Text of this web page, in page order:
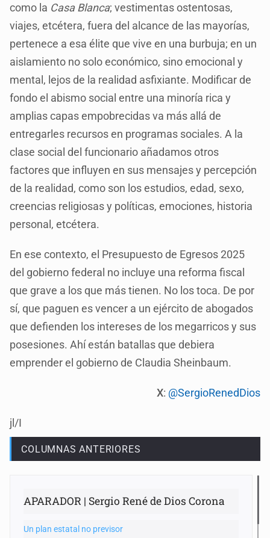
como la Casa Blanca; vestimentas ostentosas,
viajes, etcétera, fuera del alcance de las mayorías,
pertenece a esa élite que vive en una burbuja; en un
aislamiento no solo económico, sino emocional y
mental, lejos de la realidad asfixiante. Modificar de
fondo el abismo social entre una minoría rica y
amplias capas empobrecidas va más allá de
entregarles recursos en programas sociales. A la
clase social del funcionario añadamos otros
factores que influyen en sus mensajes y percepción
de la realidad, como son los estudios, edad, sexo,
creencias religiosas y políticas, emociones, historia
personal, etcétera.
En ese contexto, el Presupuesto de Egresos 2025
del gobierno federal no incluye una reforma fiscal
que grave a los que más tienen. No los toca. De por
sí, que paguen es vencer a un ejército de abogados
que defienden los intereses de los megarricos y sus
posesiones. Ahí están batallas que debiera
emprender el gobierno de Claudia Sheinbaum.
X: @SergioRenedDios
jl/I
COLUMNAS ANTERIORES
APARADOR | Sergio René de Dios Corona
Un plan estatal no previsor